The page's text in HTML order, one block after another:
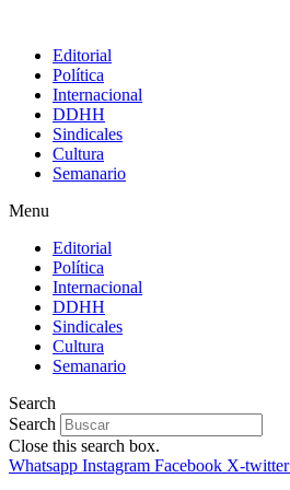
Editorial
Política
Internacional
DDHH
Sindicales
Cultura
Semanario
Menu
Editorial
Política
Internacional
DDHH
Sindicales
Cultura
Semanario
Search
Search
Close this search box.
Whatsapp Instagram Facebook X-twitter